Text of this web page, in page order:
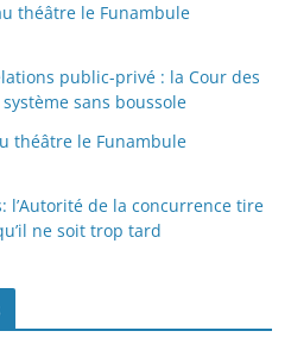
théâtre le Funambule
public-privé : la Cour des
sans boussole
théâtre le Funambule
l’Autorité de la concurrence tire
ne soit trop tard